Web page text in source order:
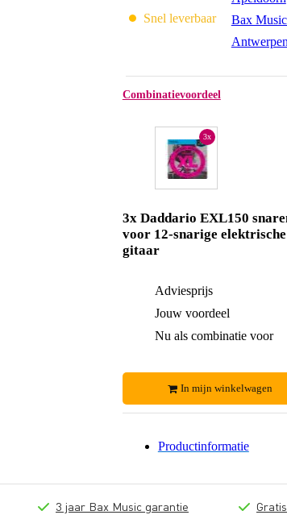
Snel leverbaar
Bax
Antwerpen
Combinatievoordeel
3x
3x Daddario EXL150
voor 12-snarige elektrische
gitaar
Adviesprijs
Jouw voordeel
Nu als combinatie voor
In mijn winkelwagen
Productinformatie
3 jaar Bax Music garantie